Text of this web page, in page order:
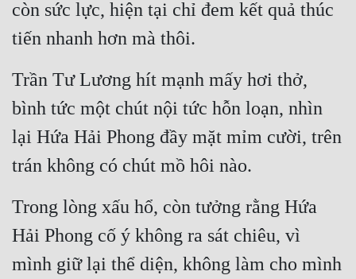
còn sức lực, hiện tại chỉ đem kết quả thúc
tiến nhanh hơn mà thôi.
Trần Tư Lương hít mạnh mấy hơi thở,
bình tức một chút nội tức hỗn loạn, nhìn
lại Hứa Hải Phong đầy mặt mỉm cười, trên
trán không có chút mồ hôi nào.
Trong lòng xấu hổ, còn tưởng rằng Hứa
Hải Phong cố ý không ra sát chiêu, vì
mình giữ lại thể diện, không làm cho mình